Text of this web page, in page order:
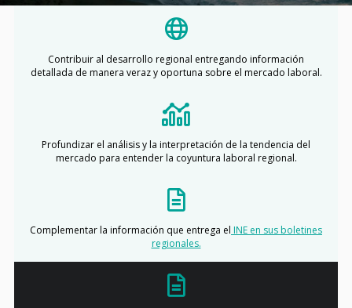
Contribuir al desarrollo regional entregando información
detallada de manera veraz y oportuna sobre el mercado laboral.
Profundizar el análisis y la interpretación de la tendencia del
mercado para entender la coyuntura laboral regional.
Complementar la información que entrega el INE en sus boletines
regionales.